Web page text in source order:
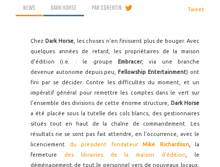
NEWS DARK HORSE PARCORENTIN Tweet
Chez Dark Horse , les choses n'en finissent plus de bouger. Avec
quelques années de retard, les propriétaires de la maison
d'édition (i.e. : le groupe Embracer, via une branche
devenue autonome depuis peu, Fellowship Entertainment) ont
fini par se décider. Contre les difficultés du moment, et un
impératif général pour remettre les comptes dans le vert sur
l'ensemble des divisions de cette énorme structure,
Dark Horse
a été placée sous la tutelle des cols blancs, des gestionnaires
situés tout en haut de la chaîne de commandement. Les
résultats ne se sont pas fait attendre, en l'occurrence, avec le
licenciement
du président fondateur Mike Richardson, la
fermeture des librairies de la maison d'édition , le
déménagement de tout le personnel vers de nouveaux locaux,